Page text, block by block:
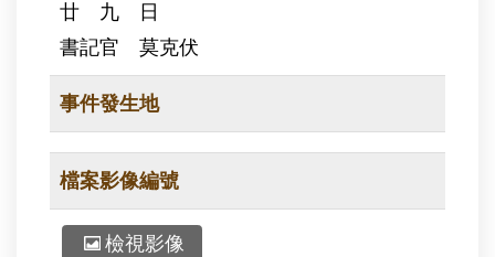
廿 九 日
書記官 莫克伏
事件發生地
檔案影像編號
檢視影像